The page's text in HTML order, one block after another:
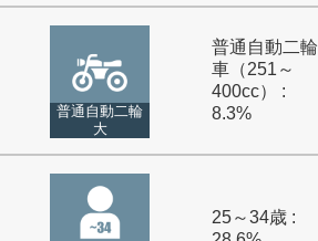
普通自動二輪
大
普通自動二輪
車（251～
400cc） :
8.3%
25～34歳 :